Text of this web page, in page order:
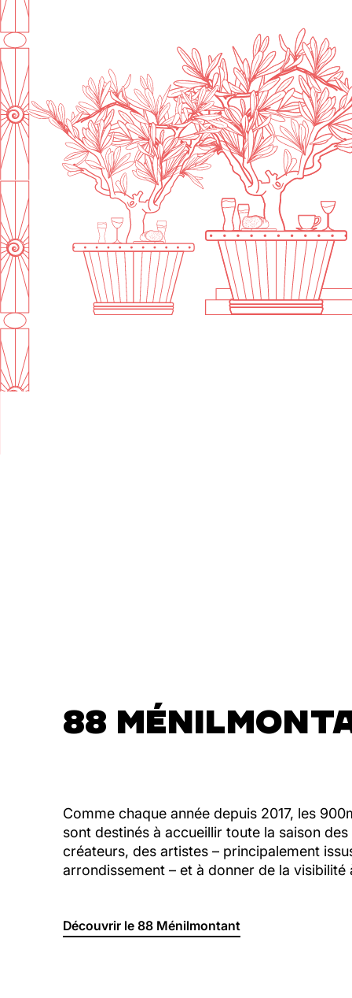
88
Comme chaque année depuis 2017, les
sont destinés à accueillir toute la saison
créateurs, des artistes – principalement
arrondissement – et à donner de la visibilité
Découvrir le 88 Ménilmontant